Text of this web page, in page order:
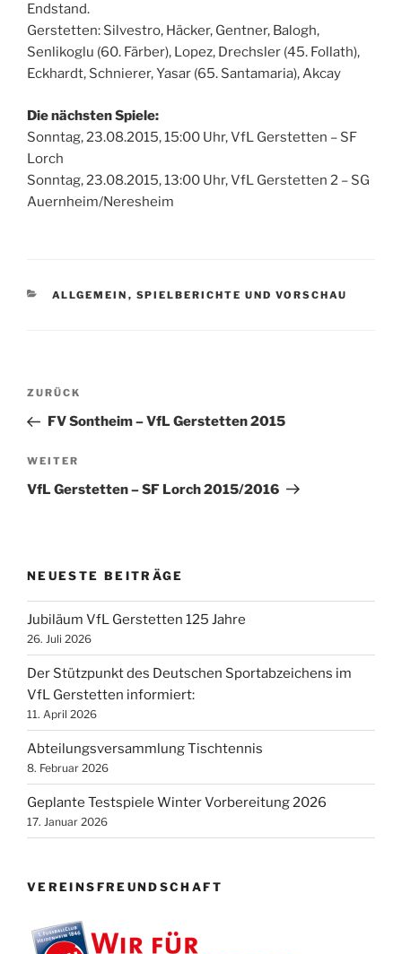
Endstand.
Gerstetten: Silvestro, Häcker, Gentner, Balogh,
Senlikoglu (60. Färber), Lopez, Drechsler (45. Follath),
Eckhardt, Schnierer, Yasar (65. Santamaria), Akcay
Die nächsten Spiele:
Sonntag, 23.08.2015, 15:00 Uhr, VfL Gerstetten – SF
Lorch
Sonntag, 23.08.2015, 13:00 Uhr, VfL Gerstetten 2 – SG
Auernheim/Neresheim
KATEGORIEN
ALLGEMEIN , SPIELBERICHTE UND VORSCHAU
Beitragsnavigation
Vorheriger
Beitrag
ZURÜCK
FV Sontheim – VfL Gerstetten 2015
Nächster
Beitrag
WEITER
VfL Gerstetten – SF Lorch 2015/2016
NEUESTE BEITRÄGE
Jubiläum VfL Gerstetten 125 Jahre
26. Juli 2026
Der Stützpunkt des Deutschen Sportabzeichens im
VfL Gerstetten informiert:
11. April 2026
Abteilungsversammlung Tischtennis
8. Februar 2026
Geplante Testspiele Winter Vorbereitung 2026
17. Januar 2026
VEREINSFREUNDSCHAFT